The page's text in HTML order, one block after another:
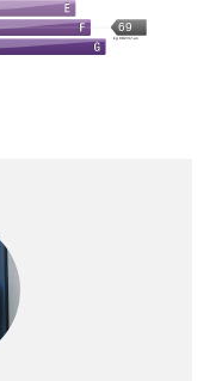
69
kg CO2/m².an